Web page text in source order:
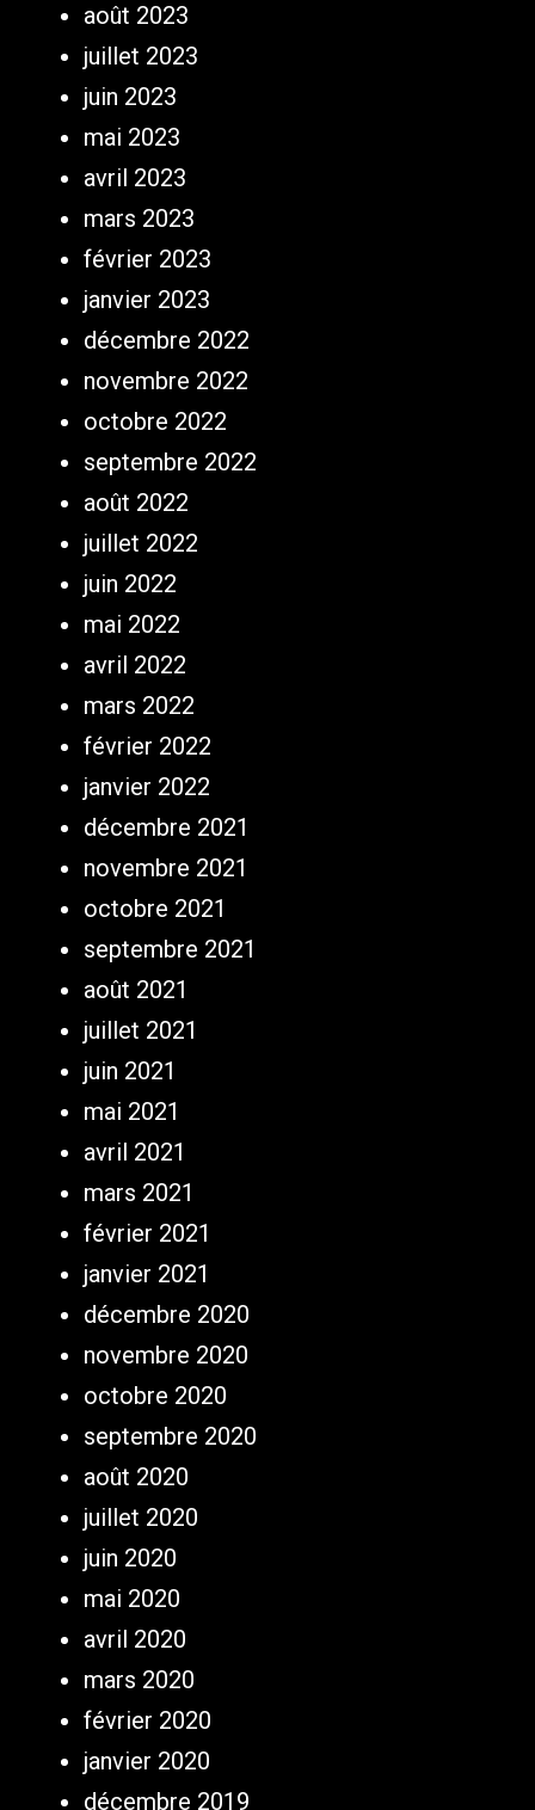
août 2023
juillet 2023
juin 2023
mai 2023
avril 2023
mars 2023
février 2023
janvier 2023
décembre 2022
novembre 2022
octobre 2022
septembre 2022
août 2022
juillet 2022
juin 2022
mai 2022
avril 2022
mars 2022
février 2022
janvier 2022
décembre 2021
novembre 2021
octobre 2021
septembre 2021
août 2021
juillet 2021
juin 2021
mai 2021
avril 2021
mars 2021
février 2021
janvier 2021
décembre 2020
novembre 2020
octobre 2020
septembre 2020
août 2020
juillet 2020
juin 2020
mai 2020
avril 2020
mars 2020
février 2020
janvier 2020
décembre 2019